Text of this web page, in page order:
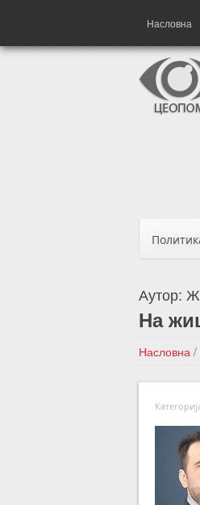
Насловна
Аутор:
На
Насловна /